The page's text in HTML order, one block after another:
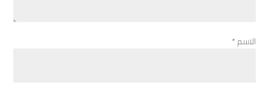
الاسم*